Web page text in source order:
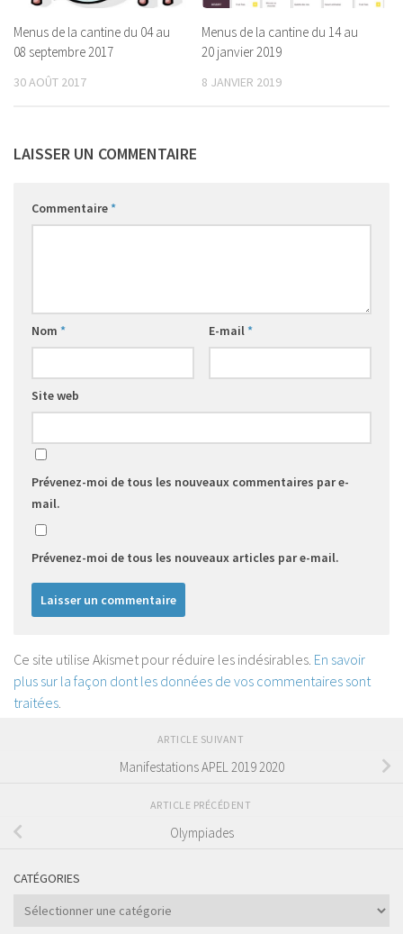
Menus de la cantine du 04 au
08 septembre 2017
30 AOÛT 2017
Menus de la cantine du 14 au
20 janvier 2019
8 JANVIER 2019
LAISSER UN COMMENTAIRE
Commentaire*
Nom * E-mail*
Site web
Prévenez-moi de tous les nouveaux commentaires par e-
mail.
Prévenez-moi de tous les nouveaux articles par e-mail.
Ce site utilise Akismet pour réduire les indésirables. En savoir
plus sur la façon dont les données de vos commentaires sont
traitées.
ARTICLE SUIVANT
Manifestations APEL 2019 2020
ARTICLE PRÉCÉDENT
Olympiades
CATÉGORIES
Catégories